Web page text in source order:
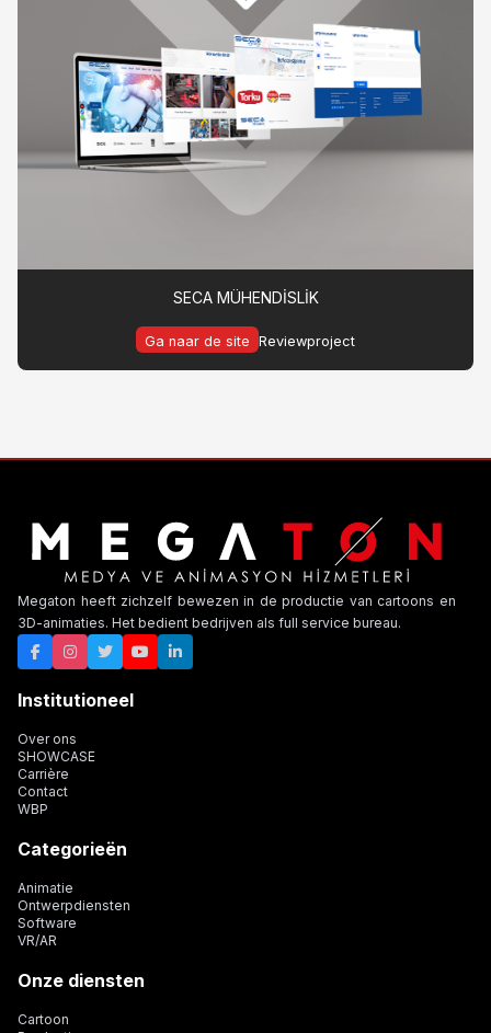
SECA MÜHENDİSLİK
Ga naar de site Reviewproject
Megaton heeft zichzelf bewezen in de productie van cartoons en
3D-animaties. Het bedient bedrijven als full service bureau.
Institutioneel
Over ons
SHOWCASE
Carrière
Contact
WBP
Categorieën
Animatie
Ontwerpdiensten
Software
VR/AR
Onze diensten
Cartoon